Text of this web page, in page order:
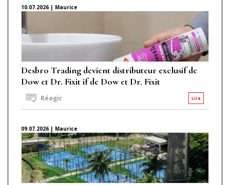
10.07.2026 | Maurice
Desbro Trading devient distributeur exclusif de
Dow et Dr. Fixit if de Dow et Dr. Fixit
Lire
Réagir
09.07.2026 | Maurice